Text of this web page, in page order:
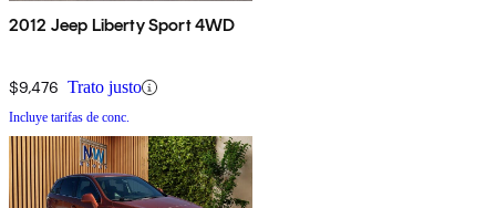
2012 Jeep Liberty Sport 4WD
$9,476 Trato justo
Incluye tarifas de conc.